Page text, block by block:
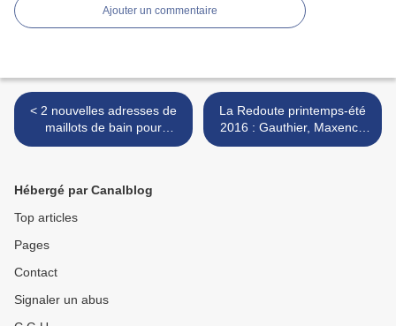
Ajouter un commentaire
< 2 nouvelles adresses de
maillots de bain pour
assortir votre tribu : Happy
La Redoute printemps-été
2016 : Gauthier, Maxence
et Aymard vous envoient un
Hébergé par Canalblog
Top articles
Pages
Contact
Signaler un abus